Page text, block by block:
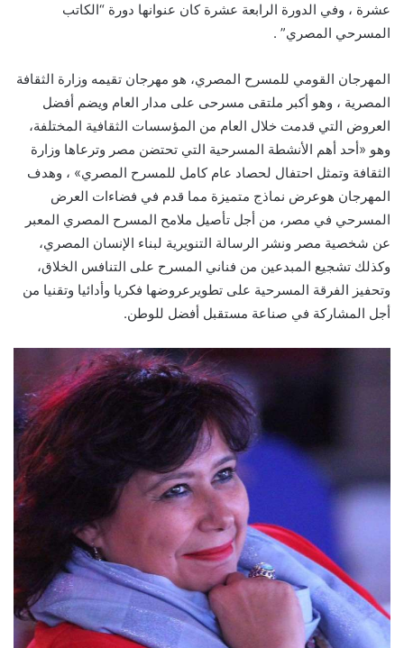
عشرة ، وفي الدورة الرابعة عشرة كان عنوانها دورة “الكاتب
المسرحي المصري” .
المهرجان القومي للمسرح المصري، هو مهرجان تقيمه وزارة الثقافة
المصرية ، وهو أكبر ملتقى مسرحى على مدار العام ويضم أفضل
العروض التي قدمت خلال العام من المؤسسات الثقافية المختلفة،
وهو «أحد أهم الأنشطة المسرحية التي تحتضن مصر وترعاها وزارة
الثقافة وتمثل احتفال لحصاد عام كامل للمسرح المصري» ، وهدف
المهرجان هوعرض نماذج متميزة مما قدم في فضاءات العرض
المسرحي في مصر، من أجل تأصيل ملامح المسرح المصري المعبر
عن شخصية مصر ونشر الرسالة التنويرية لبناء الإنسان المصري،
وكذلك تشجيع المبدعين من فناني المسرح على التنافس الخلاق،
وتحفيز الفرقة المسرحية على تطويرعروضها فكريا وأدائيا وتقنيا من
أجل المشاركة في صناعة مستقبل أفضل للوطن.